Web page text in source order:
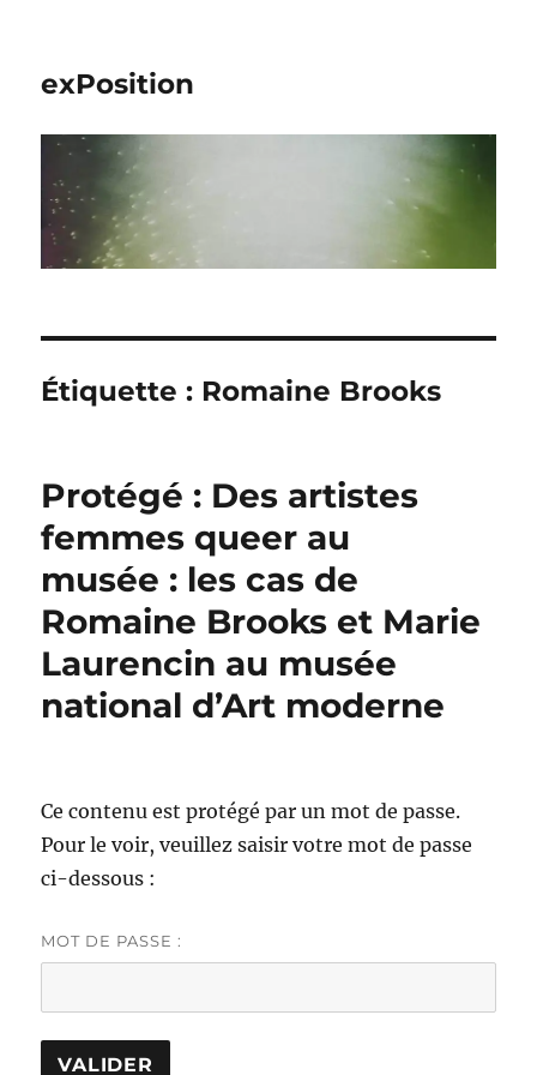
exPosition
Étiquette : Romaine Brooks
Protégé : Des artistes
femmes queer au
musée : les cas de
Romaine Brooks et Marie
Laurencin au musée
national d’Art moderne
Ce contenu est protégé par un mot de passe.
Pour le voir, veuillez saisir votre mot de passe
ci-dessous :
MOT DE PASSE :